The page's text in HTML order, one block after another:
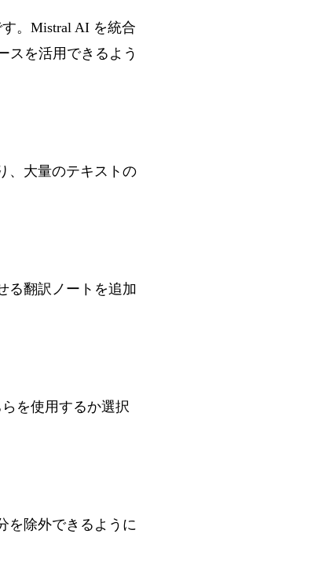
。Mistral AI を統合
スを活用できるよう
、大量のテキストの
る翻訳ノートを追加
を使用するか選択
を除外できるように